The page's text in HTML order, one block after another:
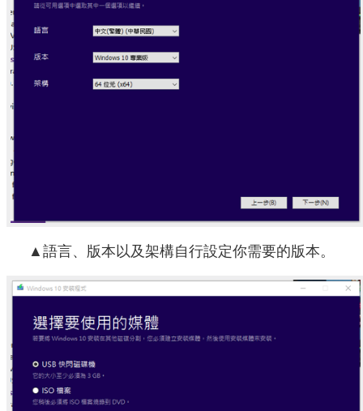
▲語言、版本以及架構自行設定你需要的版本。